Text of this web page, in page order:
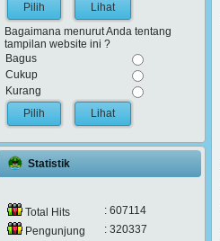
Lihat
Bagaimana menurut Anda tentang
tampilan website ini ?
Bagus
Cukup
Kurang
Lihat
Statistik
Total Hits
: 607114
Pengunjung
: 320337